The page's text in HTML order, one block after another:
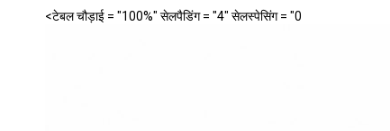
<टेबल चौड़ाई = "100%" सेलपैडिंग = "4" सेलस्पेसिंग = "0